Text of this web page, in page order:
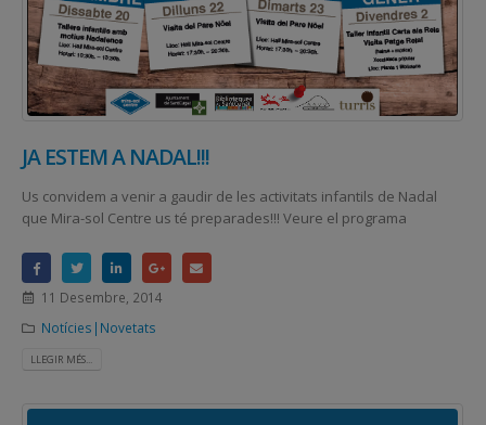
JA ESTEM A NADAL!!!
Us convidem a venir a gaudir de les activitats infantils de Nadal
que Mira-sol Centre us té preparades!!! Veure el programa
11 Desembre, 2014
Notícies|Novetats
LLEGIR MÉS...